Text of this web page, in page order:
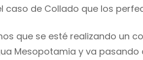
caso de Collado que los
que se esté realizando un
Mesopotamia y va